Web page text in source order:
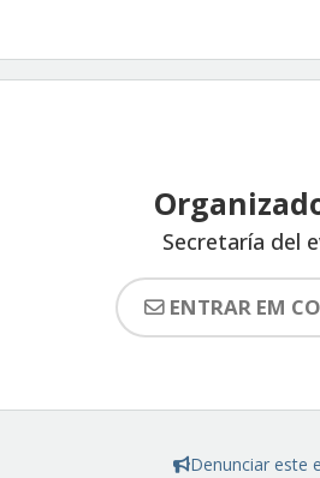
Secretaría del
ENTRAR EM
Denunciar este